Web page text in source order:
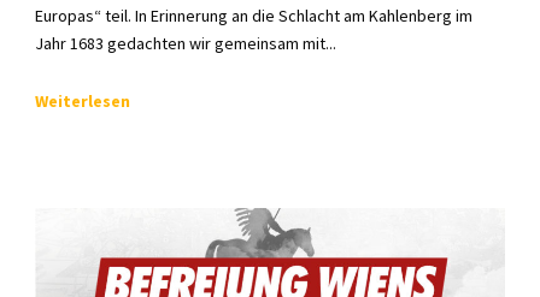
Europas“ teil. In Erinnerung an die Schlacht am Kahlenberg im
Jahr 1683 gedachten wir gemeinsam mit...
Weiterlesen